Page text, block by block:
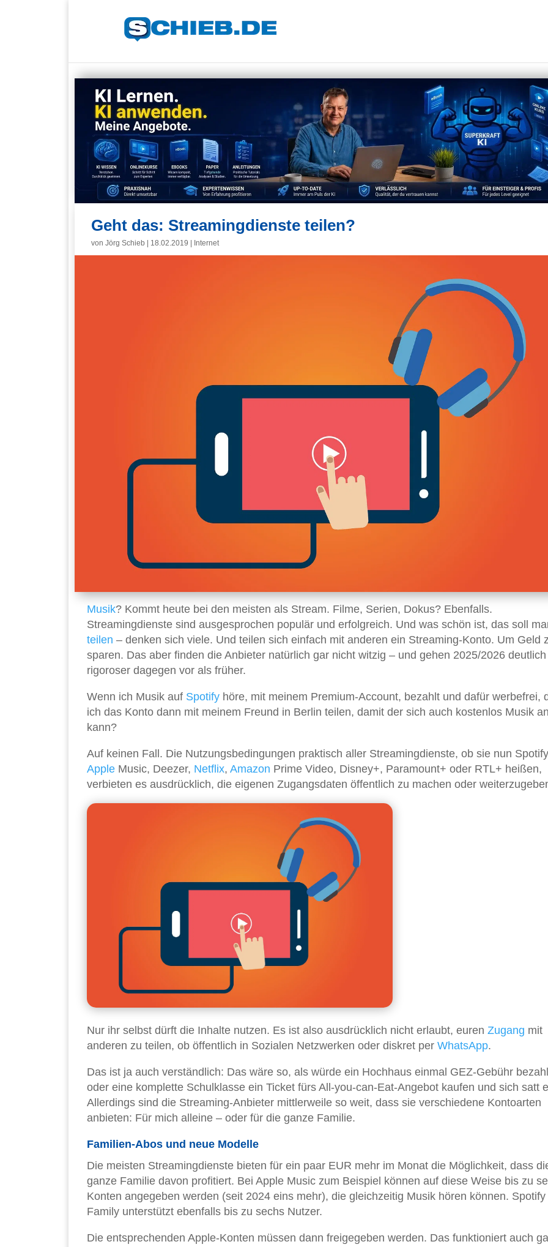
Geht das: Streamingdienste teilen?
von Jörg Schieb 18.02.2019 Internet
Musik? Kommt heute bei den meisten als Stream. Filme, Serien, Dokus? Ebenfalls.
Streamingdienste sind ausgesprochen populär und erfolgreich. Und was schön ist, das soll
teilen – denken sich viele. Und teilen sich einfach mit anderen ein Streaming-Konto. Um Geld
sparen. Das aber finden die Anbieter natürlich gar nicht witzig – und gehen 2025/2026 deutlich
rigoroser dagegen vor als früher.
Wenn ich Musik auf Spotify höre, mit meinem Premium-Account, bezahlt und dafür werbefrei,
ich das Konto dann mit meinem Freund in Berlin teilen, damit der sich auch kostenlos Musik
kann?
Auf keinen Fall. Die Nutzungsbedingungen praktisch aller Streamingdienste, ob sie nun
Apple Music, Deezer, Netflix, Amazon Prime Video, Disney+, Paramount+ oder RTL+ heißen,
verbieten es ausdrücklich, die eigenen Zugangsdaten öffentlich zu machen oder
Nur ihr selbst dürft die Inhalte nutzen. Es ist also ausdrücklich nicht erlaubt, euren Zugang mit
anderen zu teilen, ob öffentlich in Sozialen Netzwerken oder diskret per WhatsApp.
Das ist ja auch verständlich: Das wäre so, als würde ein Hochhaus einmal GEZ-Gebühr
oder eine komplette Schulklasse ein Ticket fürs All-you-can-Eat-Angebot kaufen und sich satt
Allerdings sind die Streaming-Anbieter mittlerweile so weit, dass sie verschiedene Kontoarten
anbieten: Für mich alleine – oder für die ganze Familie.
Familien-Abos und neue Modelle
Die meisten Streamingdienste bieten für ein paar EUR mehr im Monat die Möglichkeit, dass
ganze Familie davon profitiert. Bei Apple Music zum Beispiel können auf diese Weise bis zu
Konten angegeben werden (seit 2024 eins mehr), die gleichzeitig Musik hören können. Spotify
Family unterstützt ebenfalls bis zu sechs Nutzer.
Die entsprechenden Apple-Konten müssen dann freigegeben werden. Das funktioniert auch